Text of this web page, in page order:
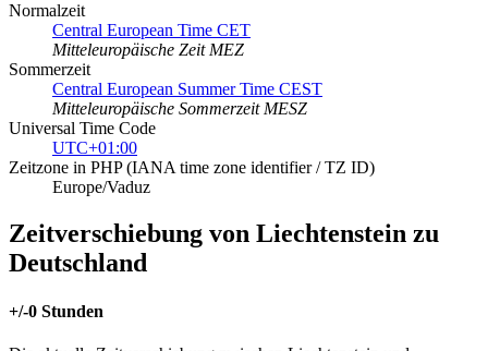
Normalzeit
Central European Time CET
Mitteleuropäische Zeit MEZ
Sommerzeit
Central European Summer Time CEST
Mitteleuropäische Sommerzeit MESZ
Universal Time Code
UTC+01:00
Zeitzone in PHP (IANA time zone identifier / TZ ID)
Europe/Vaduz
Zeitverschiebung von Liechtenstein zu
Deutschland
+/-0 Stunden